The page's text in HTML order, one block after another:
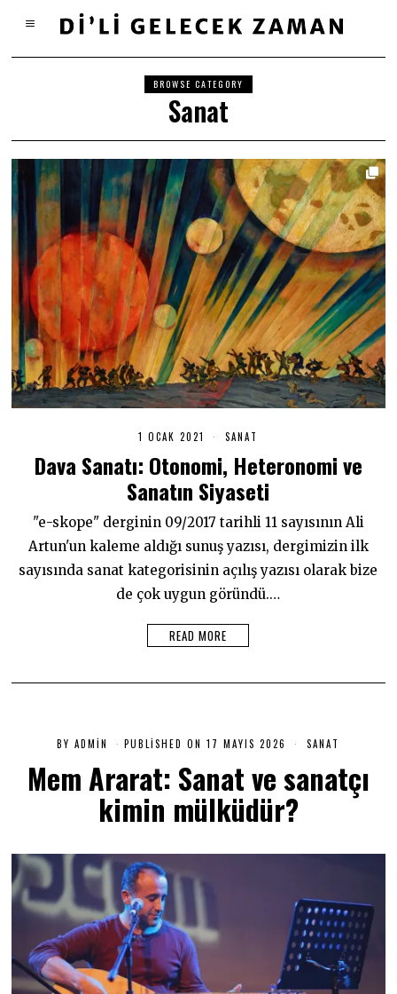
BROWSE CATEGORY
Sanat
1 OCAK 2021
U
B
A
T
2
0
2
SANAT
Dava Sanatı: Otonomi, Heteronomi ve
Sanatın Siyaseti
"e-skope" derginin 09/2017 tarihli 11 sayısının Ali
Artun'un kaleme aldığı sunuş yazısı, dergimizin ilk
sayısında sanat kategorisinin açılış yazısı olarak bize
de çok uygun göründü.…
READ MORE
BYADMIN PUBLISHED ON 17 MAYIS 2026
A
Y
I
S
SANAT
Mem Ararat: Sanat ve sanatçı
kimin mülküdür?